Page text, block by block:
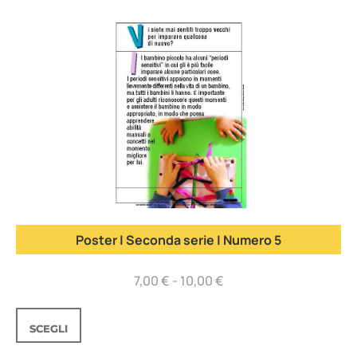
Poster | Seconda serie | Numero 5
7,00€ - 10,00€
SCEGLI